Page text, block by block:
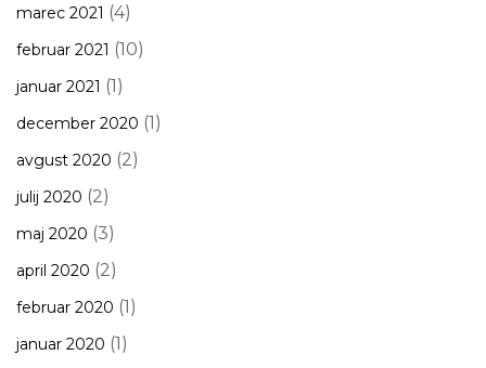
marec 2021 (4)
februar 2021 (10)
januar 2021 (1)
december 2020 (1)
avgust 2020 (2)
julij 2020 (2)
maj 2020 (3)
april 2020 (2)
februar 2020 (1)
januar 2020 (1)